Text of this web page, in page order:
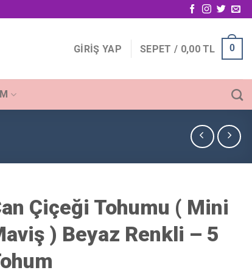
GIRIŞ YAP SEPET / 0,00TL 0
Çiçeği Tohumu ( Mini
) Beyaz Renkli – 5